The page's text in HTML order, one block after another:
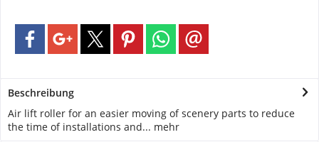
Beschreibung
Air lift roller for an easier moving of scenery parts to reduce
the time of installations and... mehr